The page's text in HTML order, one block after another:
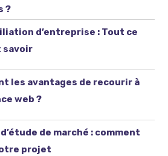
?
d’entreprise : Tout ce
savoir
les avantages de recourir à
web ?
de marché : comment
projet